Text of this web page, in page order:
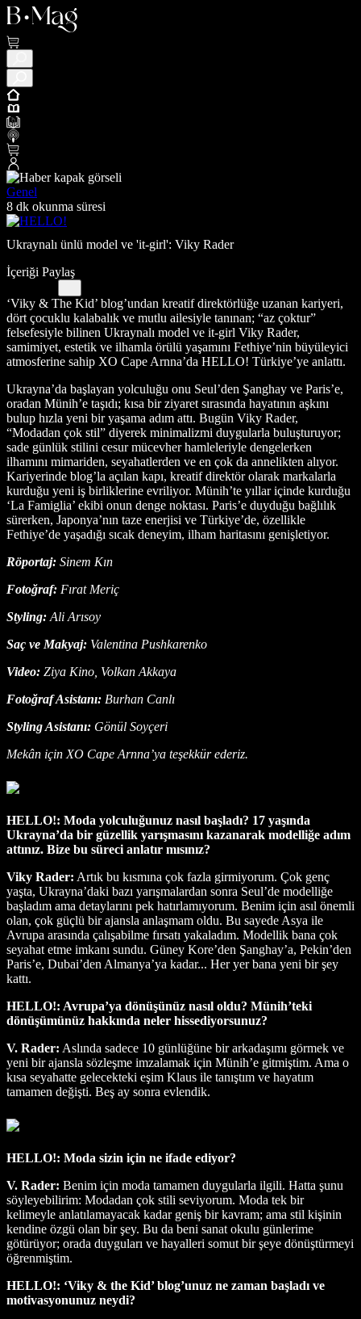
Genel
8 dk okunma süresi
Ukraynalı ünlü model ve 'it-girl': Viky Rader
İçeriği Paylaş
‘Viky & The Kid’ blog’undan kreatif direktörlüğe uzanan kariyeri,
dört çocuklu kalabalık ve mutlu ailesiyle tanınan; “az çoktur”
felsefesiyle bilinen Ukraynalı model ve it-girl Viky Rader,
samimiyet, estetik ve ilhamla örülü yaşamını Fethiye’nin büyüleyici
atmosferine sahip XO Cape Arnna’da HELLO! Türkiye’ye anlattı.
Ukrayna’da başlayan yolculuğu onu Seul’den Şanghay ve Paris’e,
oradan Münih’e taşıdı; kısa bir ziyaret sırasında hayatının aşkını
bulup hızla yeni bir yaşama adım attı. Bugün Viky Rader,
“Modadan çok stil” diyerek minimalizmi duygularla buluşturuyor;
sade günlük stilini cesur mücevher hamleleriyle dengelerken
ilhamını mimariden, seyahatlerden ve en çok da annelikten alıyor.
Kariyerinde blog’la açılan kapı, kreatif direktör olarak markalarla
kurduğu yeni iş birliklerine evriliyor. Münih’te yıllar içinde kurduğu
‘La Famiglia’ ekibi onun denge noktası. Paris’e duyduğu bağlılık
sürerken, Japonya’nın taze enerjisi ve Türkiye’de, özellikle
Fethiye’de yaşadığı sıcak deneyim, ilham haritasını genişletiyor.
Röportaj: Sinem Kın
Fotoğraf: Fırat Meriç
Styling: Ali Arısoy
Saç ve Makyaj: Valentina Pushkarenko
Video: Ziya Kino, Volkan Akkaya
Fotoğraf Asistanı: Burhan Canlı
Styling Asistanı: Gönül Soyçeri
Mekân için XO Cape Arnna’ya teşekkür ederiz.
HELLO!: Moda yolculuğunuz nasıl başladı? 17 yaşında
Ukrayna’da bir güzellik yarışmasını kazanarak modelliğe adım
attınız. Bize bu süreci anlatır mısınız?
Viky Rader: Artık bu kısmına çok fazla girmiyorum. Çok genç
yaşta, Ukrayna’daki bazı yarışmalardan sonra Seul’de modelliğe
başladım ama detaylarını pek hatırlamıyorum. Benim için asıl önemli
olan, çok güçlü bir ajansla anlaşmam oldu. Bu sayede Asya ile
Avrupa arasında çalışabilme fırsatı yakaladım. Modellik bana çok
seyahat etme imkanı sundu. Güney Kore’den Şanghay’a, Pekin’den
Paris’e, Dubai’den Almanya’ya kadar... Her yer bana yeni bir şey
kattı.
HELLO!: Avrupa’ya dönüşünüz nasıl oldu? Münih’teki
dönüşümünüz hakkında neler hissediyorsunuz?
V. Rader: Aslında sadece 10 günlüğüne bir arkadaşımı görmek ve
yeni bir ajansla sözleşme imzalamak için Münih’e gitmiştim. Ama o
kısa seyahatte gelecekteki eşim Klaus ile tanıştım ve hayatım
tamamen değişti. Beş ay sonra evlendik.
HELLO!: Moda sizin için ne ifade ediyor?
V. Rader: Benim için moda tamamen duygularla ilgili. Hatta şunu
söyleyebilirim: Modadan çok stili seviyorum. Moda tek bir
kelimeyle anlatılamayacak kadar geniş bir kavram; ama stil kişinin
kendine özgü olan bir şey. Bu da beni sanat okulu günlerime
götürüyor; orada duyguları ve hayalleri somut bir şeye dönüştürmeyi
öğrenmiştim.
HELLO!: ‘Viky & the Kid’ blog’unuz ne zaman başladı ve
motivasyonunuz neydi?